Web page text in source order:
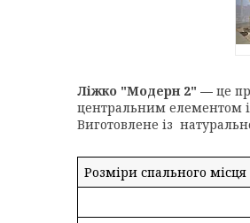
Ліжко "Модерн 2" ― це
центральним елементом
Виготовлене із
Розміри спального місця